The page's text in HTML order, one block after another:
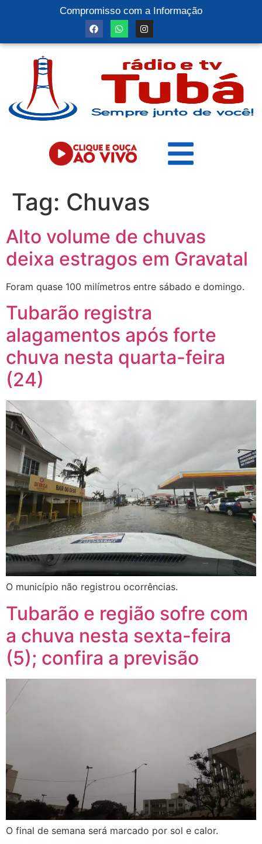
Compromisso com a Informação
Tag: Chuvas
Alto volume de chuvas
deixa estragos em Gravatal
Foram quase 100 milímetros entre sábado e domingo.
Tubarão registra
alagamentos após forte
chuva nesta quarta-feira
(24)
O município não registrou ocorrências.
Tubarão e região sofre com
a chuva nesta sexta-feira
(5); confira a previsão
O final de semana será marcado por sol e calor.